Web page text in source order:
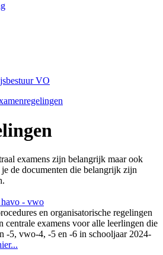
VO
examens zijn belangrijk maar ook
de documenten die belangrijk zijn
havo - vwo
en organisatorische regelingen
centrale examens voor alle leerlingen die
-5, vwo-4, -5 en -6 in schooljaar 2024-